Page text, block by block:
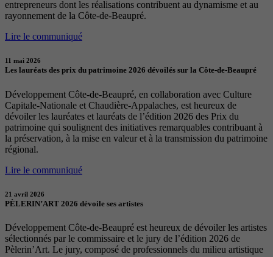
entrepreneurs dont les réalisations contribuent au dynamisme et au
rayonnement de la Côte-de-Beaupré.
Lire le communiqué
11 mai 2026
Les lauréats des prix du patrimoine 2026 dévoilés sur la Côte-de-Beaupré
Développement Côte-de-Beaupré, en collaboration avec Culture
Capitale-Nationale et Chaudière-Appalaches, est heureux de
dévoiler les lauréates et lauréats de l’édition 2026 des Prix du
patrimoine qui soulignent des initiatives remarquables contribuant à
la préservation, à la mise en valeur et à la transmission du patrimoine
régional.
Lire le communiqué
21 avril 2026
PÈLERIN’ART 2026 dévoile ses artistes
Développement Côte-de-Beaupré est heureux de dévoiler les artistes
sélectionnés par le commissaire et le jury de l’édition 2026 de
Pèlerin’Art. Le jury, composé de professionnels du milieu artistique